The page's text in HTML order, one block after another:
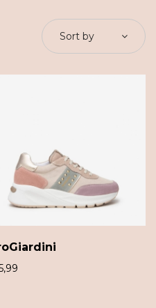
Sort by